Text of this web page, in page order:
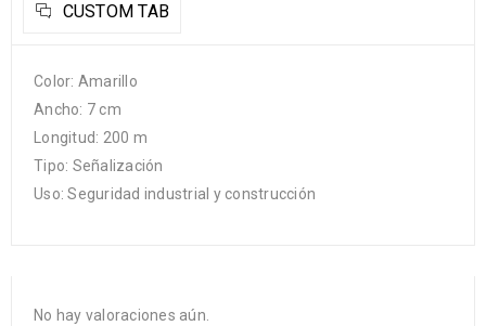
CUSTOM TAB
Color: Amarillo
Ancho: 7 cm
Longitud: 200 m
Tipo: Señalización
Uso: Seguridad industrial y construcción
No hay valoraciones aún.